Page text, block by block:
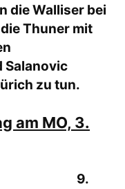
die Walliser bei
Thuner mit
Salanovic
zu tun.
am MO, 3.
Pkt.) 9.